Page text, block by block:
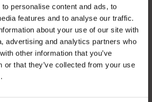
personalise content and ads, to
features and to analyse our traffic.
about your use of our site with
advertising and analytics partners who
other information that you’ve
or that they’ve collected from your use